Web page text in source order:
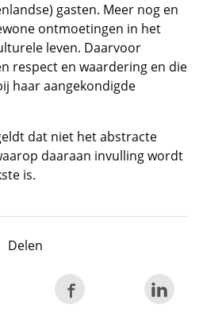
gasten. Meer nog en
ontmoetingen in het
leven. Daarvoor
respect en waardering en die
haar aangekondigde
dat niet het abstracte
daaraan invulling wordt
is.
Delen